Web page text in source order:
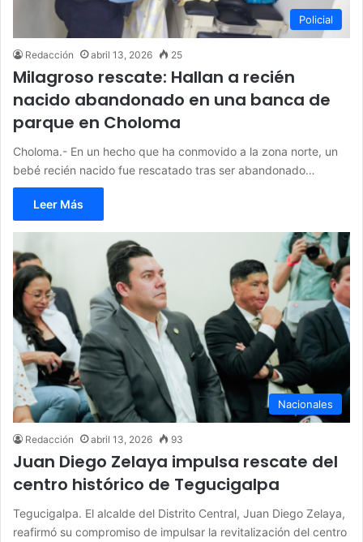
Policial
Redacción abril 13, 2026 25
Milagroso rescate: Hallan a recién
nacido abandonado en una banca de
parque en Choloma
Choloma.- En un hecho que ha conmovido a la zona norte, un
bebé recién nacido fue rescatado tras ser abandonado…
Leer Más
Nacionales
Redacción abril 13, 2026 93
Juan Diego Zelaya impulsa rescate del
centro histórico de Tegucigalpa
Tegucigalpa. El alcalde del Distrito Central, Juan Diego Zelaya,
reafirmó su compromiso de impulsar la revitalización del centro